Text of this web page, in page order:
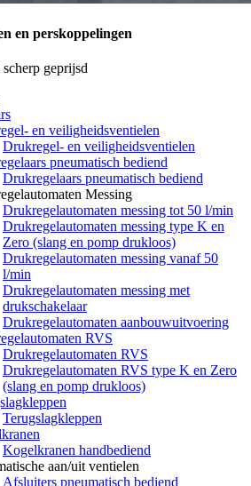
en perskoppelingen
geprijsd
en veiligheidsventielen
Drukregel- en veiligheidsventielen
pneumatisch bediend
Drukregelaars pneumatisch bediend
Messing
Drukregelautomaten messing tot 50 l/min
Drukregelautomaten messing type K en
Zero (slang en pomp drukloos)
Drukregelautomaten messing vanaf 50
l/min
Drukregelautomaten messing met
drukschakelaar
Drukregelautomaten aanbouwuitvoering
RVS
Drukregelautomaten RVS
Drukregelautomaten RVS type K en Zero
(slang en pomp drukloos)
Terugslagkleppen
Kogelkranen handbediend
aan/uit ventielen
Afsluiters pneumatisch bediend